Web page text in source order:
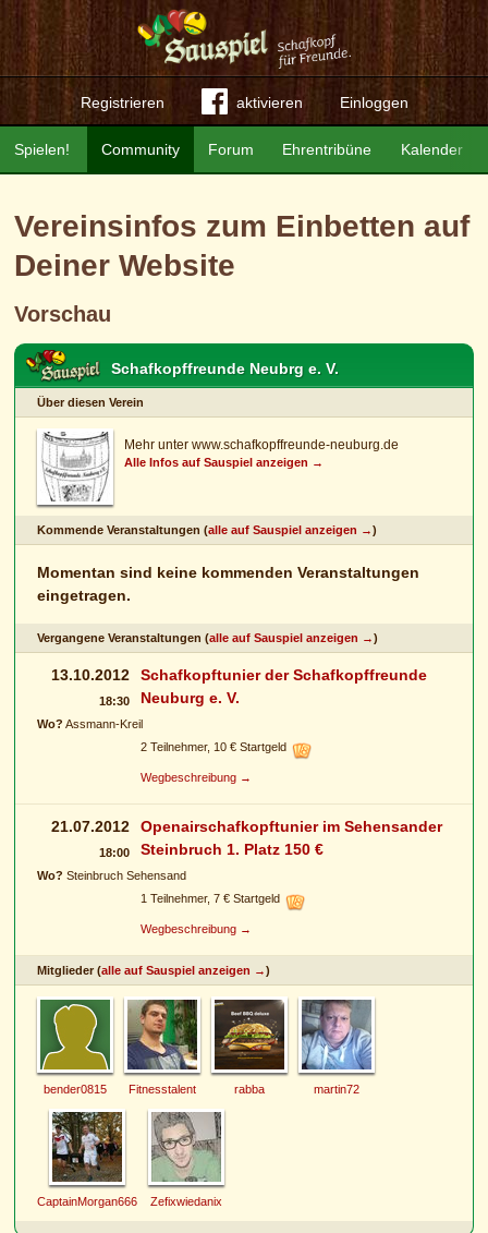
Registrieren aktivieren Einloggen
Community Forum Ehrentribüne Kalender
Spielen!
Vereinsinfos zum Einbetten auf
Deiner Website
Vorschau
Schafkopffreunde Neubrg e. V.
Über diesen Verein
Mehr unter www.schafkopffreunde-neuburg.de
Alle Infos auf Sauspiel anzeigen →
Kommende Veranstaltungen (alle auf Sauspiel anzeigen →)
Momentan sind keine kommenden Veranstaltungen
eingetragen.
Vergangene Veranstaltungen (alle auf Sauspiel anzeigen →)
13.10.2012
18:30
Schafkopftunier der Schafkopffreunde
Neuburg e. V.
Wo? Assmann-Kreil
2 Teilnehmer, 10 € Startgeld
Wegbeschreibung →
21.07.2012
18:00
Openairschafkopftunier im Sehensander
Steinbruch 1. Platz 150 €
Wo? Steinbruch Sehensand
1 Teilnehmer, 7 € Startgeld
Wegbeschreibung →
Mitglieder (alle auf Sauspiel anzeigen →)
bender0815 Fitnesstalent rabba martin72
CaptainMorgan666 Zefixwiedanix